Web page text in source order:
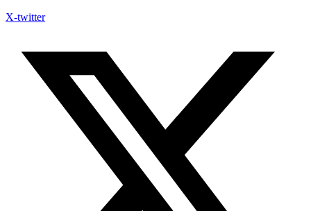
X-twitter